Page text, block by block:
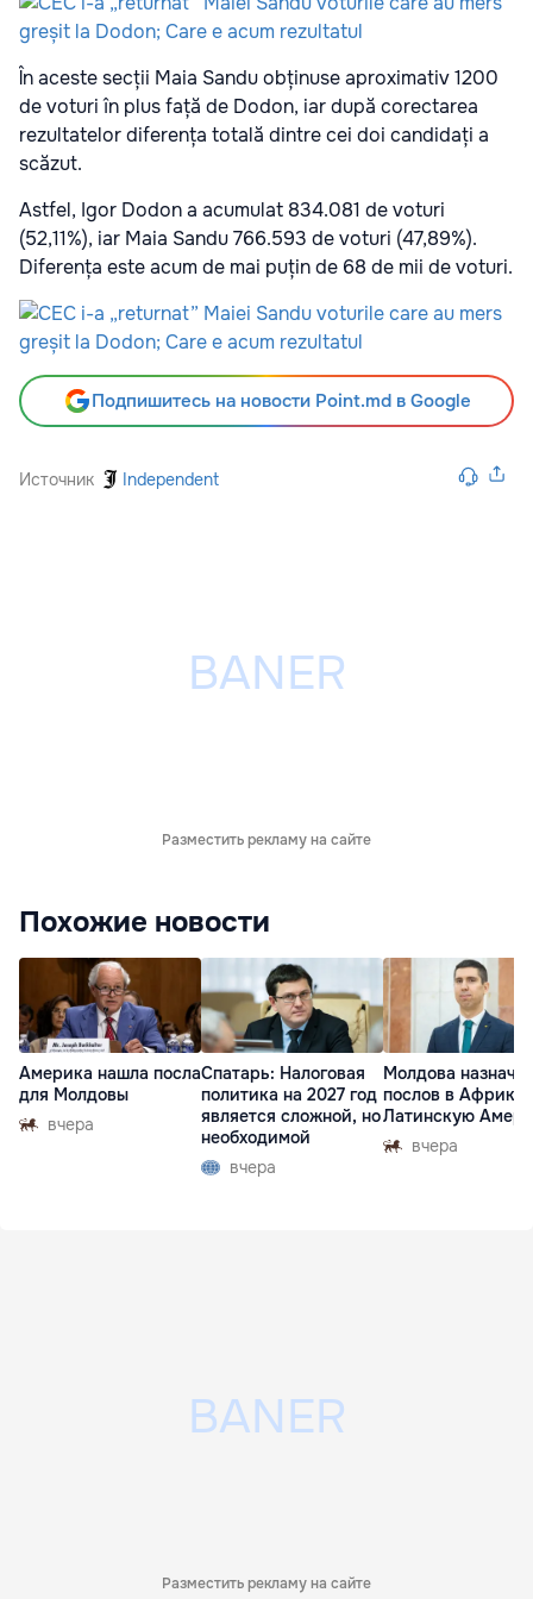
În aceste secții Maia Sandu obținuse aproximativ 1200
de voturi în plus față de Dodon, iar după corectarea
rezultatelor diferența totală dintre cei doi candidați a
scăzut.
Astfel, Igor Dodon a acumulat 834.081 de voturi
(52,11%), iar Maia Sandu 766.593 de voturi (47,89%).
Diferența este acum de mai puțin de 68 de mii de voturi.
Подпишитесь на новости Point.md в Google
Источник Independent
Разместить рекламу на сайте
Похожие новости
Америка нашла посла
для Молдовы
вчера
Спатарь: Налоговая
политика на 2027 год
является сложной, но
необходимой
вчера
Молдова
послов в Африку
Латинскую
вчера
Разместить рекламу на сайте